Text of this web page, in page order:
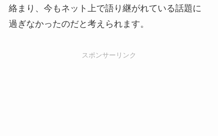
絡まり、今もネット上で語り継がれている話題に
過ぎなかったのだと考えられます。
スポンサーリンク